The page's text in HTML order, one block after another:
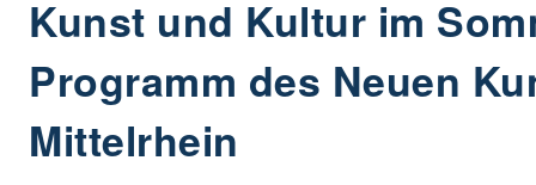
Kunst und Kultur im
Programm des Neuen
Mittelrhein